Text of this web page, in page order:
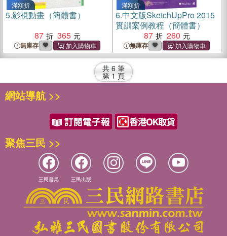
滿額折
5.影視動畫（簡體書）
87
365
無庫存
滿額折
6.中文版SketchUpPro 2015
實訓案例教程（簡體書）
87
260
無庫存
共 6 筆
第 1 頁
網站導航 >>
聚焦三民 >>
三民書局 三民出版